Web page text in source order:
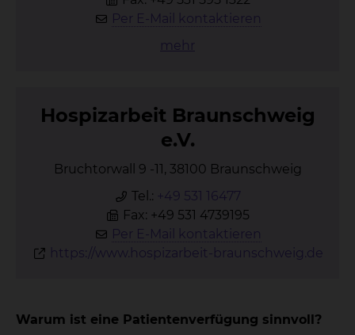
Per E-Mail kontaktieren
mehr
Hos­piz­ar­beit Braun­schweig
e.V.
Bruchtorwall 9 -11, 38100 Braunschweig
Tel.: +49 531 16477
Fax: +49 531 4739195
Per E-Mail kontaktieren
https://www.hospizarbeit-braunschweig.de
Warum ist eine Patientenverfügung sinnvoll?